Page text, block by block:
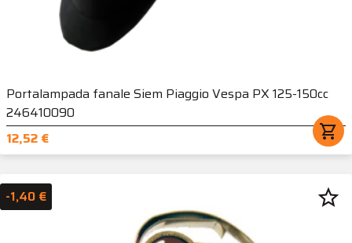
Portalampada fanale Siem Piaggio Vespa PX 125-150cc
246410090
12,52 €
shopping_cart
-1,40 € star_border